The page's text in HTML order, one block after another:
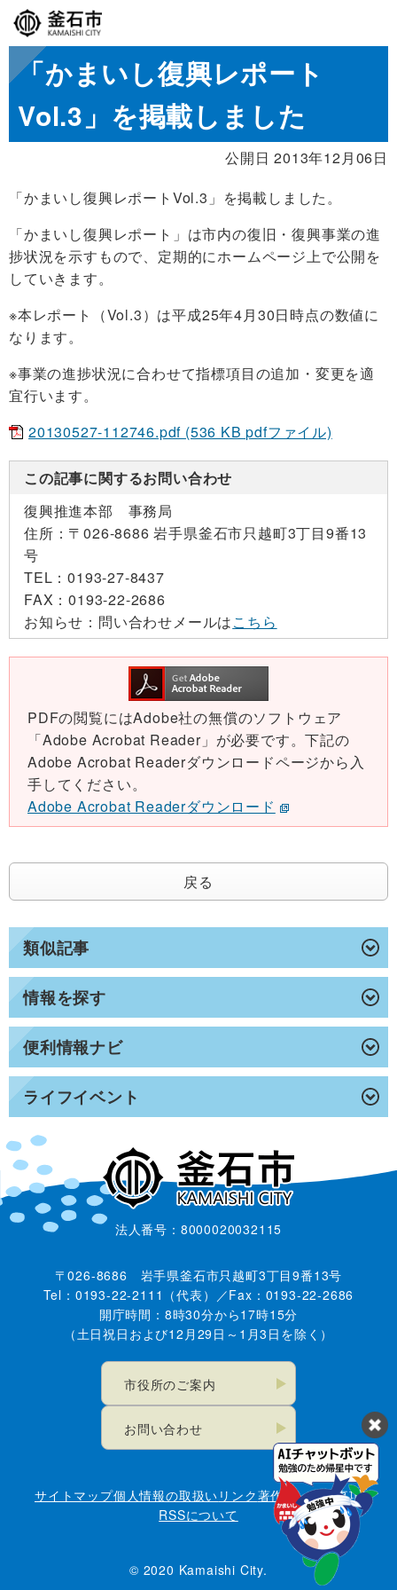
類似記事
情報を探す
便利情報ナビ
ライフイベント
「かまいし復興レポート
Vol.3」を掲載しました
公開日 2013年12月06日
「かまいし復興レポートVol.3」を掲載しました。
「かまいし復興レポート」は市内の復旧・復興事業の進
捗状況を示すもので、定期的にホームページ上で公開を
していきます。
※本レポート（Vol.3）は平成25年4月30日時点の数値に
なります。
※事業の進捗状況に合わせて指標項目の追加・変更を適
宜行います。
20130527-112746.pdf (536 KB pdfファイル)
この記事に関するお問い合わせ
復興推進本部 事務局
住所： 〒026-8686 岩手県釜石市只越町3丁目9番13
号
TEL：0193-27-8437
FAX：0193-22-2686
お知らせ： 問い合わせメールはこちら
PDFの閲覧にはAdobe社の無償のソフトウェア
「Adobe Acrobat Reader」が必要です。下記の
Adobe Acrobat Readerダウンロードページから入
手してください。
Adobe Acrobat Readerダウンロード
戻る
法人番号：8000020032115
〒026-8686 岩手県釜石市只越町3丁目9番13号
Tel：0193-22-2111（代表）／Fax：0193-22-2686
開庁時間：8時30分から17時15分
（土日祝日および12月29日～1月3日を除く）
市役所のご案内
お問い合わせ
サイトマップ個人情報の取扱い リンク著作権・免責事項
RSSについて
© 2020 Kamaishi City.